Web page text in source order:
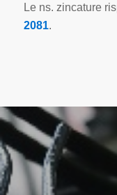
Le ns. zincature
2081.